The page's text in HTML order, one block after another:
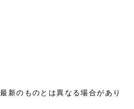
新のものとは異なる場合があり